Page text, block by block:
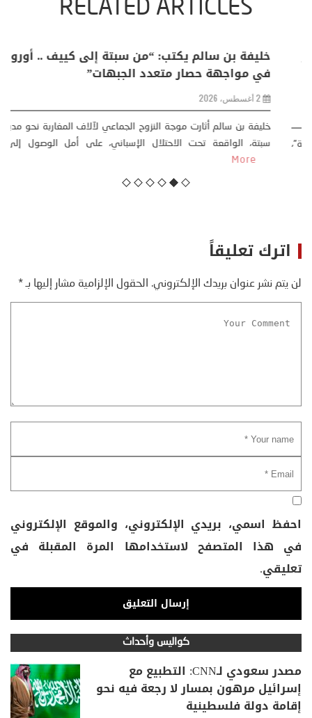
RELATED ARTICLES
منذر بالضيافي يكتب حول: التغيرات المناخية: اكثر
من ظاهرة طبيعية .. تحول اجتماعي وحضاري (
مقاربة سوسيولوجية )
كتب: منذر بالضيافي بدأت قصتي مع التغييرات المناخية ” المتطرفة”،
منذ نهاية ثمانينات القرن الماضي، حين أطردنا ...
اترك تعليقاً
لن يتم نشر عنوان بريدك الإلكتروني. الحقول الإلزامية مشار إليها بـ*
احفظ اسمي، بريدي الإلكتروني، والموقع الإلكتروني
في هذا المتصفح لاستخدامها المرة المقبلة في
تعليقي.
كواليس وأحداث
مصدر سعودي لـCNN: التطبيع مع
إسرائيل مرهون بمسار لا رجعة فيه نحو
إقامة دولة فلسطينية